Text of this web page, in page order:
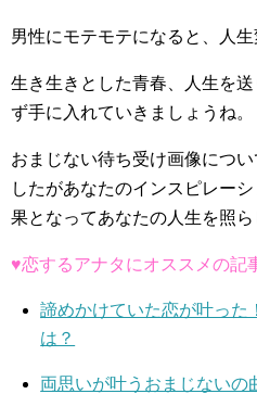
男性にモテモテになると、人生
生き生きとした青春、人生を
ず手に入れていきましょうね。
おまじない待ち受け画像につ
したがあなたのインスピレー
果となってあなたの人生を照ら
♥恋するアナタにオススメの記
諦めかけていた恋が叶った
は？
両思いが叶うおまじないの